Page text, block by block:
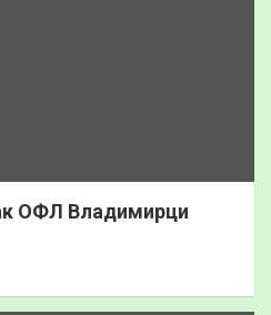
ОФЛ Владимирци